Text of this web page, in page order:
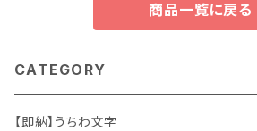
商品一覧に戻る
CATEGORY
【即納】うちわ文字